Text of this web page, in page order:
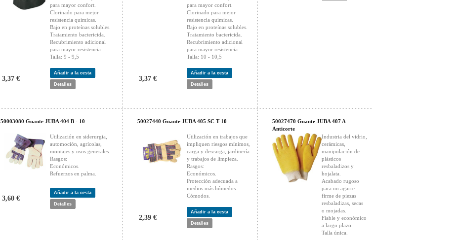
para mayor confort.
Clorinado para mejor
resistencia químicas.
Bajo en proteínas solubles.
Tratamiento bactericida.
Recubrimiento adicional
para mayor resistencia.
Talla: 9 - 9,5
3,37 €
Añadir a la cesta
Detalles
para mayor confort.
Clorinado para mejor
resistencia químicas.
Bajo en proteínas solubles.
Tratamiento bactericida.
Recubrimiento adicional
para mayor resistencia.
Talla: 10 - 10,5
3,37 €
Añadir a la cesta
Detalles
50003080 Guante JUBA 404 B - 10
Utilización en siderurgia,
automoción, agrícolas,
montajes y usos generales.
Rasgos:
Económicos.
Refuerzos en palma.
3,60 €
Añadir a la cesta
Detalles
50027440 Guante JUBA 405 SC T-10
Utilización en trabajos que
impliquen riesgos mínimos,
carga y descarga, jardinería
y trabajos de limpieza.
Rasgos:
Económicos.
Protección adecuada a
medios más húmedos.
Cómodos.
2,39 €
Añadir a la cesta
Detalles
50027470 Guante JUBA 407 A
Anticorte
Industria del vidrio,
cerámicas,
manipulación de
plásticos
resbaladizos y
hojalata.
Acabado rugoso
para un agarre
firme de piezas
resbaladizas, secas
o mojadas.
Fiable y económico
a largo plazo.
Talla única.